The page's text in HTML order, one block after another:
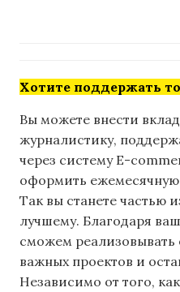
Хотите поддержать
Вы можете внести
журналистику,
через систему E-
оформить
Так вы станете частью
лучшему. Благодаря
сможем
важных проектов и
Независимо от того,